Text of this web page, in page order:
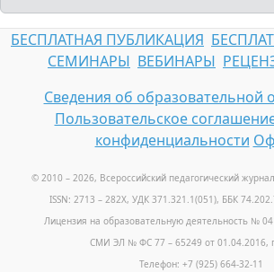
БЕСПЛАТНАЯ ПУБЛИКАЦИЯ
СЕМИНАРЫ ВЕБИНАРЫ
Сведения об образовательной
Пользовательское
конфиденциальности
© 2010 – 2026, Всероссийский педагогический
ISSN: 2713 – 282X, УДК 371.321.1(051), ББК
Лицензия на образовательную деятельность №
СМИ ЭЛ № ФС 77 – 65249 от 01.04.2016,
Телефон: +7 (925) 664-32-11